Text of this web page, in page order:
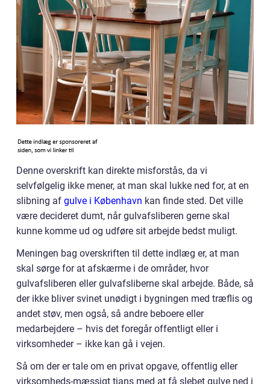
Denne overskrift kan direkte misforstås, da vi
selvfølgelig ikke mener, at man skal lukke ned for, at en
slibning af gulve i København kan finde sted. Det ville
være decideret dumt, når gulvafsliberen gerne skal
kunne komme ud og udføre sit arbejde bedst muligt.
Meningen bag overskriften til dette indlæg er, at man
skal sørge for at afskærme i de områder, hvor
gulvafsliberen eller gulvafsliberne skal arbejde. Både, så
der ikke bliver svinet unødigt i bygningen med træflis og
andet støv, men også, så andre beboere eller
medarbejdere – hvis det foregår offentligt eller i
virksomheder – ikke kan gå i vejen.
Så om der er tale om en privat opgave, offentlig eller
virksomheds-mæssigt tjans med at få slebet gulve ned i